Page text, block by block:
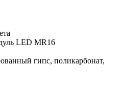
LED MR16
гипс, поликарбонат,